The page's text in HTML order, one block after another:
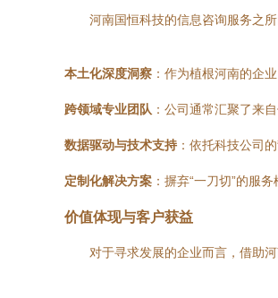
河南国恒科技的信息咨询服务之
本土化深度洞察 ：作为植根河南的企
跨领域专业团队 ：公司通常汇聚了来
数据驱动与技术支持 ：依托科技公司
定制化解决方案 ：摒弃“一刀切”的服
价值体现与客户获益
对于寻求发展的企业而言，借助